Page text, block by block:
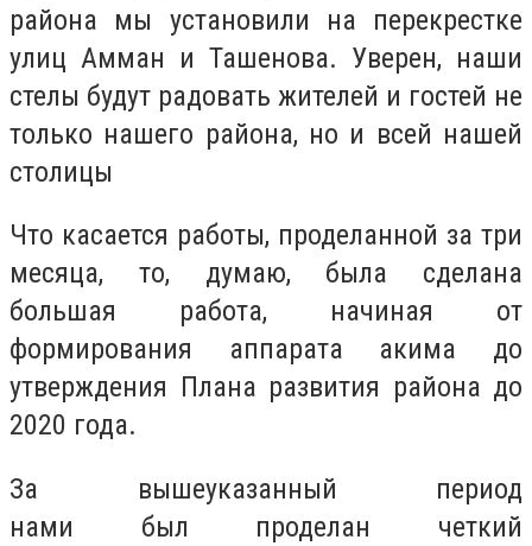
района мы установили на перекрестке
улиц Амман и Ташенова. Уверен, наши
стелы будут радовать жителей и гостей не
только нашего района, но и всей нашей
столицы
Что касается работы, проделанной за три
месяца, то, думаю, была сделана
большая работа, начиная от
формирования аппарата акима до
утверждения Плана развития района до
2020 года.
За вышеуказанный период
нами был проделан четкий